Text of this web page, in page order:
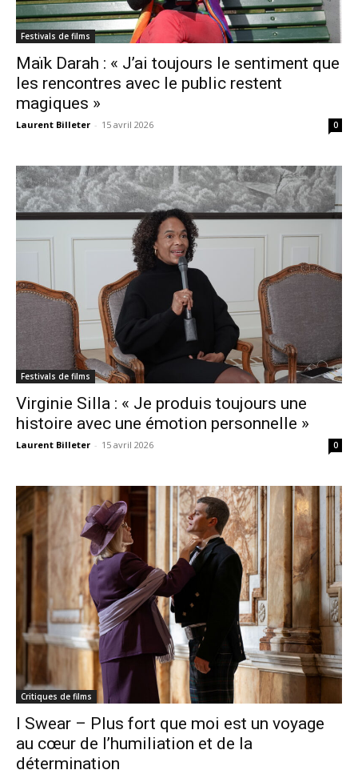
Festivals de films
Maïk Darah : « J’ai toujours le sentiment que
les rencontres avec le public restent
magiques »
Laurent Billeter - 15 avril 2026 0
Festivals de films
Virginie Silla : « Je produis toujours une
histoire avec une émotion personnelle »
Laurent Billeter - 15 avril 2026 0
Critiques de films
I Swear – Plus fort que moi est un voyage
au cœur de l’humiliation et de la
détermination